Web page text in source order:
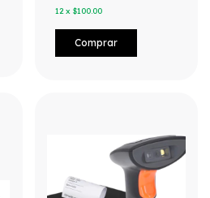
12 x $100.00